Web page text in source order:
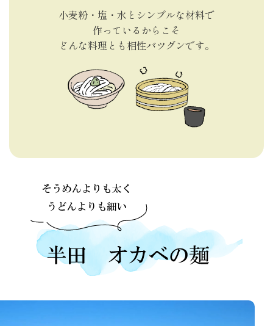
小麦粉・塩・水とシンプルな材料で
作っているからこそ
どんな料理とも相性バツグンです。